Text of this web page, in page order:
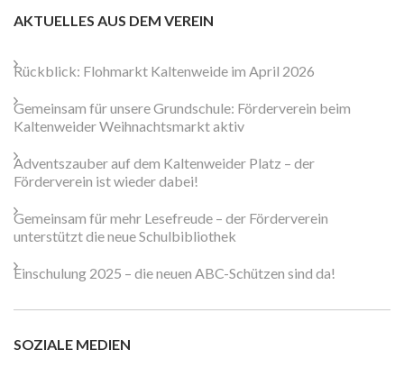
AKTUELLES AUS DEM VEREIN
Rückblick: Flohmarkt Kaltenweide im April 2026
Gemeinsam für unsere Grundschule: Förderverein beim
Kaltenweider Weihnachtsmarkt aktiv
Adventszauber auf dem Kaltenweider Platz – der
Förderverein ist wieder dabei!
Gemeinsam für mehr Lesefreude – der Förderverein
unterstützt die neue Schulbibliothek
Einschulung 2025 – die neuen ABC-Schützen sind da!
SOZIALE MEDIEN